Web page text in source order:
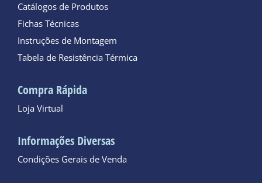
Catálogos de Produtos
Fichas Técnicas
Instruções de Montagem
Tabela de Resistência Térmica
Compra Rápida
Loja Virtual
Informações Diversas
Condições Gerais de Venda